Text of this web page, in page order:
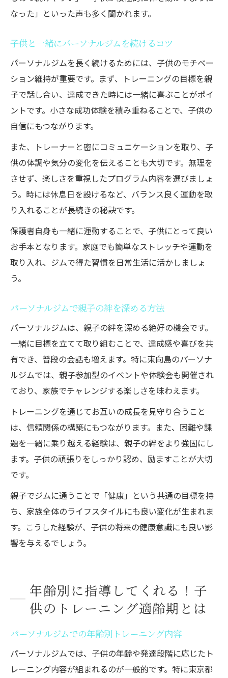
なった」といった声も多く聞かれます。
子供と一緒にパーソナルジムを続けるコツ
パーソナルジムを長く続けるためには、子供のモチベー
ション維持が重要です。まず、トレーニングの目標を親
子で話し合い、達成できた時には一緒に喜ぶことがポイ
ントです。小さな成功体験を積み重ねることで、子供の
自信にもつながります。
また、トレーナーと密にコミュニケーションを取り、子
供の体調や気分の変化を伝えることも大切です。無理を
させず、楽しさを重視したプログラム内容を選びましょ
う。時には休息日を設けるなど、バランス良く運動を取
り入れることが長続きの秘訣です。
保護者自身も一緒に運動することで、子供にとって良い
お手本となります。家庭でも簡単なストレッチや運動を
取り入れ、ジムで得た習慣を日常生活に活かしましょ
う。
パーソナルジムで親子の絆を深める方法
パーソナルジムは、親子の絆を深める絶好の機会です。
一緒に目標を立てて取り組むことで、達成感や喜びを共
有でき、普段の会話も増えます。特に東向島のパーソナ
ルジムでは、親子参加型のイベントや体験会も開催され
ており、家族でチャレンジする楽しさを味わえます。
トレーニングを通じてお互いの成長を見守り合うこと
は、信頼関係の構築にもつながります。また、困難や課
題を一緒に乗り越える経験は、親子の絆をより強固にし
ます。子供の頑張りをしっかり認め、励ますことが大切
です。
親子でジムに通うことで「健康」という共通の目標を持
ち、家族全体のライフスタイルにも良い変化が生まれま
す。こうした経験が、子供の将来の健康意識にも良い影
響を与えるでしょう。
年齢別に指導してくれる！子
供のトレーニング適齢期とは
パーソナルジムでの年齢別トレーニング内容
パーソナルジムでは、子供の年齢や発達段階に応じたト
レーニング内容が組まれるのが一般的です。特に東京都